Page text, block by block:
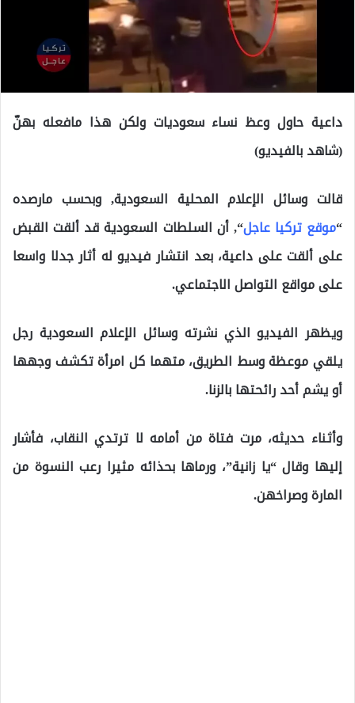
داعية حاول وعظ نساء سعوديات ولكن هذا مافعله بهنّ
(شاهد بالفيديو)
قالت وسائل الإعلام المحلية السعودية, وبحسب مارصده
“موقع تركيا عاجل“, أن السلطات السعودية قد ألقت القبض
على ألقت على داعية، بعد انتشار فيديو له أثار جدلا واسعا
على مواقع التواصل الاجتماعي.
ويظهر الفيديو الذي نشرته وسائل الإعلام السعودية رجل
يلقي موعظة وسط الطريق، متهما كل امرأة تكشف وجهها
أو يشم أحد رائحتها بالزنا.
وأثناء حديثه، مرت فتاة من أمامه لا ترتدي النقاب، فأشار
إليها وقال “يا زانية”، ورماها بحذائه مثيرا رعب النسوة من
المارة وصراخهن.